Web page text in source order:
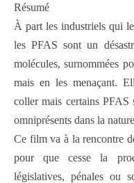
Résumé
À part les industriels qui
les PFAS sont un
molécules, surnommées
mais en les menaçant.
coller mais certains PFAS
omniprésents dans la
Ce film va à la rencontre
pour que cesse la
législatives, pénales ou